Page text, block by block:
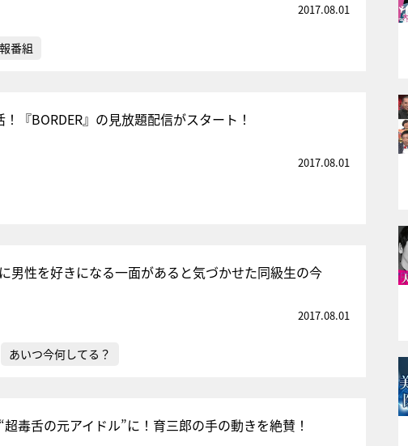
2017.08.01
番組
『BORDER』の見放題配信がスタート！
2017.08.01
男性を好きになる一面があると気づかせた同級生の今
2017.08.01
あいつ今何してる？
毒舌の元アイドル”に！育三郎の手の動きを絶賛！